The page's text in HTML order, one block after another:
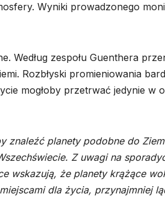
Wyniki prowadzonego
Według zespołu Guenthera
Rozbłyski promieniowania
mogłoby przetrwać jedynie w
znaleźć planety podobne do
Z uwagi na
wskazują, że planety krążące
dla życia, przynajmniej